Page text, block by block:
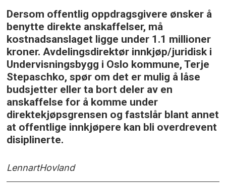
Dersom offentlig oppdragsgivere ønsker å
benytte direkte anskaffelser, må
kostnadsanslaget ligge under 1.1 millioner
kroner. Avdelingsdirektør innkjøp/juridisk i
Undervisningsbygg i Oslo kommune, Terje
Stepaschko, spør om det er mulig å låse
budsjetter eller ta bort deler av en
anskaffelse for å komme under
direktekjøpsgrensen og fastslår blant annet
at offentlige innkjøpere kan bli overdrevent
disiplinerte.
LennartHovland